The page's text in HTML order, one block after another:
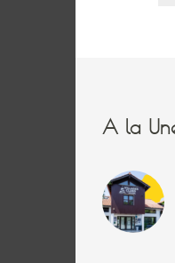
A la